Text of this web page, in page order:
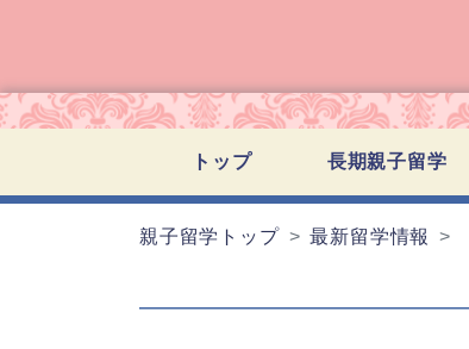
トップ 長期親子留学
親子留学トップ 最新留学情報